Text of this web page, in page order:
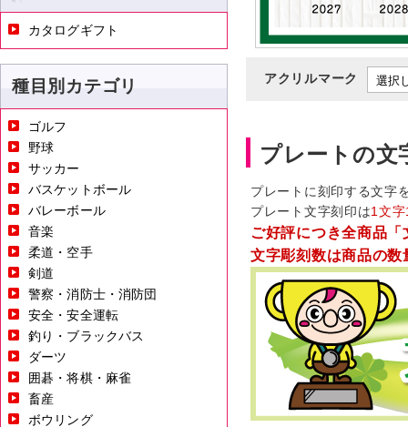
アクリルマーク
プレートの文
プレートに刻印する文字
プレート文字刻印は1文
ご好評につき全商品
文字彫刻数は商品の
カタログギフト
種目別カテゴリ
ゴルフ
野球
サッカー
バスケットボール
バレーボール
音楽
柔道・空手
剣道
警察・消防士・消防団
安全・安全運転
釣り・ブラックバス
ダーツ
囲碁・将棋・麻雀
畜産
ボウリング